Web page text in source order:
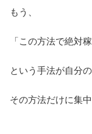
もう、
「この方法で絶対
という手法が自分
その方法だけに集